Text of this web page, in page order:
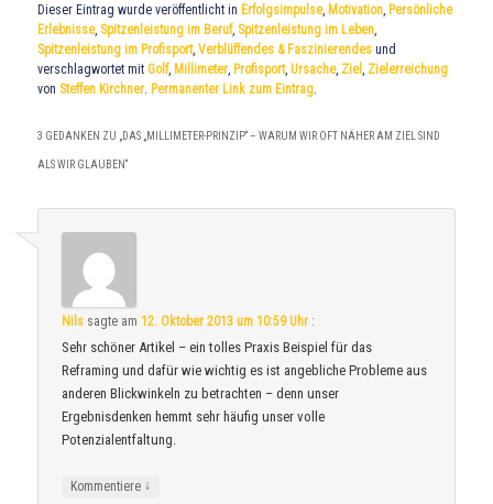
Dieser Eintrag wurde veröffentlicht in Erfolgsimpulse, Motivation Persönliche
Erlebnisse, Spitzenleistung im Beruf, Spitzenleistung im Leben
Spitzenleistung im Profisport,Verblüffendes & Faszinierendes und
verschlagwortet mitGolf, Millimeter Profisport,Ursache, Ziel Zielerreichung
von Steffen Kirchner Permanenter Link zum Eintrag
3 GEDANKEN ZU „ DAS „MILLIMETER-PRINZIP“ – WARUM WIR OFT NÄHER AM ZIEL SIND
ALS WIR GLAUBEN“
Nils sagte am 12. Oktober 2013 um 10:59 Uhr :
Sehr schöner Artikel – ein tolles Praxis Beispiel für das
Reframing und dafür wie wichtig es ist angebliche Probleme aus
anderen Blickwinkeln zu betrachten – denn unser
Ergebnisdenken hemmt sehr häufig unser volle
Potenzialentfaltung.
Kommentiere ↓